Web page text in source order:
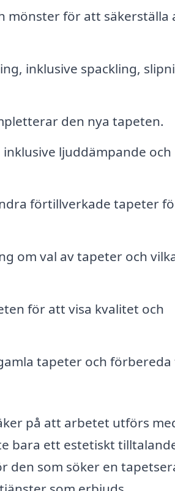
mönster för att säkerställa
inklusive spackling,
den nya tapeten.
ljuddämpande och
förtillverkade tapeter
om val av tapeter och
för att visa kvalitet och
tapeter och
på att arbetet utförs
bara ett estetiskt
den som söker en